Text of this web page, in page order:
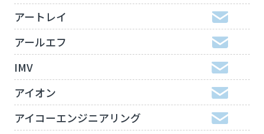
アートレイ
アールエフ
IMV
アイオン
アイコーエンジニアリング